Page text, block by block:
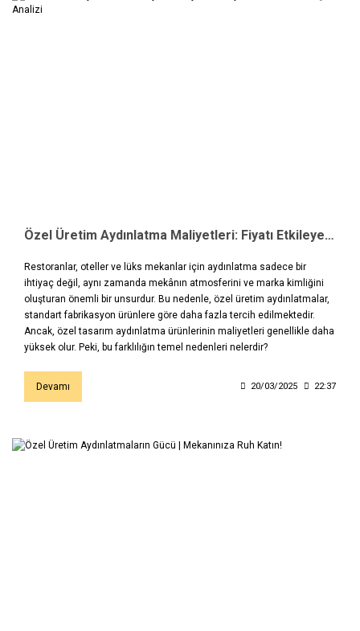
Özel Üretim Aydınlatma Maliyetleri: Fiyatı Etkileyen Faktörler ve Değer Analizi
Restoranlar, oteller ve lüks mekanlar için aydınlatma sadece bir
ihtiyaç değil, aynı zamanda mekânın atmosferini ve marka kimliğini
oluşturan önemli bir unsurdur. Bu nedenle, özel üretim aydınlatmalar,
standart fabrikasyon ürünlere göre daha fazla tercih edilmektedir.
Ancak, özel tasarım aydınlatma ürünlerinin maliyetleri genellikle daha
yüksek olur. Peki, bu farklılığın temel nedenleri nelerdir?
Devamı 20/03/2025 22:37